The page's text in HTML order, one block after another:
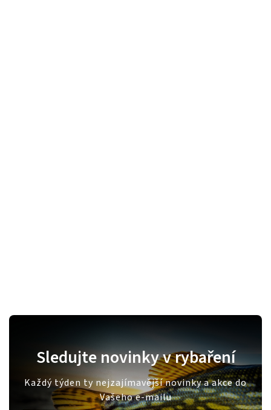
Sledujte novinky v rybaření
Každý týden ty nejzajímavější novinky a akce do
Vašeho e-mailu